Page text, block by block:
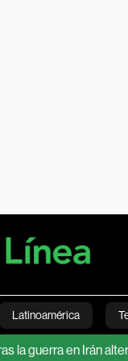
Latinoamérica
Mundo Videos
en Irán altera la